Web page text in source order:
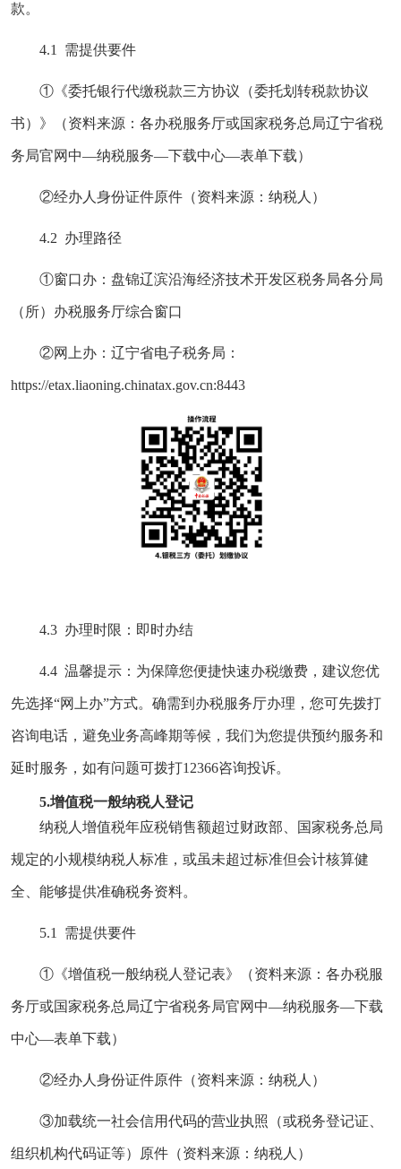
款。
4.1 需提供要件
①《委托银行代缴税款三方协议（委托划转税款协议
书）》（资料来源：各办税服务厅或国家税务总局辽宁省税
务局官网 中—纳税服务—下载中心—表单下载）
②经办人身份证件原件（资料来源：纳税人）
4.2 办理路径
①窗口办：盘锦辽滨沿海经济技术开发区税务局各分局
（所）办税服务厅综合窗口
②网上办：辽宁省电子税务局：
https://etax.liaoning.chinatax.gov.cn:8443
4.3 办理时限：即时办结
4.4 温馨提示：为保障您便捷快速办税缴费，建议您优
先选择“网上办”方式。确需到办税服务厅办理，您可先拨打
咨询电话，避免业务高峰期等候，我们为您提供预约服务和
延时服务，如有问题可拨打12366咨询投诉。
5.增值税一般纳税人登记
纳税人增值税年应税销售额超过财政部、国家税务总局
规定的小规模纳税人标准，或虽未超过标准但会计核算健
全、能够提供准确税务资料。
5.1 需提供要件
①《增值税一般纳税人登记表》（资料来源：各办税服
务厅或国家税务总局辽宁省税务局官网 中—纳税服务—下载
中心—表单下载）
②经办人身份证件原件（资料来源：纳税人）
③加载统一社会信用代码的营业执照（或税务登记证、
组织机构代码证等）原件（资料来源：纳税人）